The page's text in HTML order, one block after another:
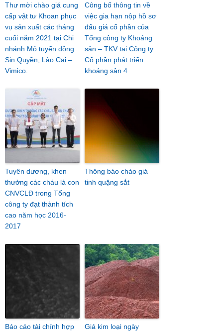
Thư mời chào giá cung
cấp vật tư Khoan phục
vụ sản xuất các tháng
cuối năm 2021 tại Chi
nhánh Mỏ tuyển đồng
Sin Quyền, Lào Cai –
Vimico.
Công bố thông tin về
việc gia hạn nộp hồ sơ
đấu giá cổ phần của
Tổng công ty Khoáng
sản – TKV tại Công ty
Cổ phần phát triển
khoáng sản 4
Tuyên dương, khen
thưởng các cháu là con
CNVCLĐ trong Tổng
công ty đạt thành tích
cao năm học 2016-
2017
Thông báo chào giá
tinh quặng sắt
Báo cáo tài chính hợp
Giá kim loại ngày